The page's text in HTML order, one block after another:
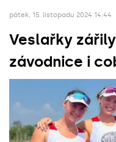
pátek, 15. listopadu 2024 14:44
Veslařky
závodnice i